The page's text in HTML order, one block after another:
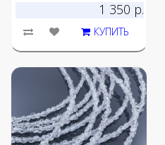
1 350 р.
КУПИТЬ